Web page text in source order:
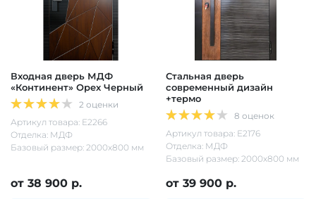
Входная дверь МДФ
«Континент» Орех Черный
2 оценки
Артикул товара: Е2266
Отделка: МДФ
Базовый размер: 2000х800 мм
от 38 900 р.
Стальная дверь
современный дизайн
+термо
8 оценок
Артикул товара: Е2176
Отделка: МДФ
Базовый размер: 2000х800 мм
от 39 900 р.